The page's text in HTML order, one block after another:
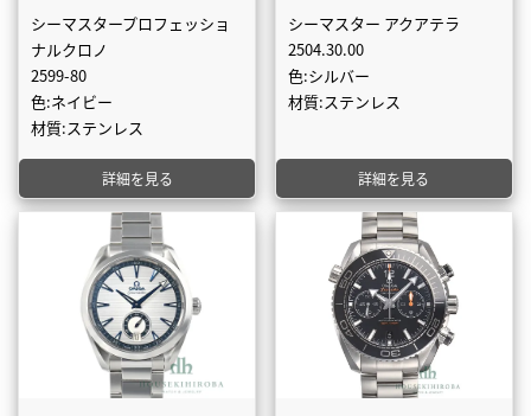
シーマスタープロフェッショ
ナルクロノ
2599-80
色:ネイビー
材質:ステンレス
詳細を見る
シーマスター アクアテラ
2504.30.00
色:シルバー
材質:ステンレス
詳細を見る